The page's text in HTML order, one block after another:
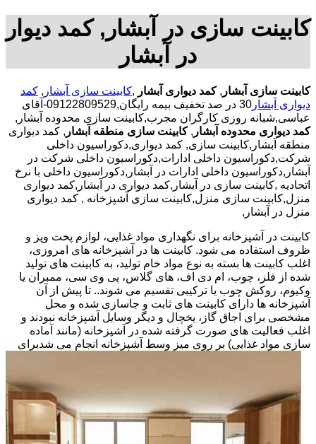
کابینت سازی در آبشار, کمد دیوار
در آبشار
کابینت سازی آبشار ,کمد دیواری آبشار ,کابینت سازی آبشار , کمد
دیواری آبشار
30 در صد تخفیف بیمه رایگان,09122809529-آقای
عباسی,شبانه روزی کارگران مجرب,کابینت سازی محدوده آبشار,
کمد دیواری محدوده آبشار , کابینت سازی منطقه آبشار , کمد دیواری
منطقه آبشار,کابینت سازی, کمد دیواری,دکوراسیون داخلی
شرکت,دکوراسیون داخلی ادارات,دکوراسیون داخلی شرکت در
آبشار,دکوراسیون داخلی ادارات در آبشار,دکوراسیون داخلی با نرخ
اتحادیه ,کابینت سازی در آبشار,کمد دیواری در آبشار,کمد دیواری
منزل,کابینت سازی منزل,کابینت سازی آشپزخانه , کمد دیواری
منزل در آبشار,
کابینت در آشپزخانه برای نگهداری مواد غذایی، لوازم پخت وپز و
ظروف استفاده می شود. کابینت ها در آشپزخانه های امروزی،
اغلب کابینت ها بسته به نوع مواد خام تولید، به کابینت های تولید
شده از فلز، چوب، ام دی اف، های گلاس، پی وی سی، ممبران یا
وکیوم، روکش چوب یا ترکیبی تقسیم می شوند.. تا پیش از آن
آشپزخانه ها دارای کابینت های ثابت و جاسازی شده و محل
مشخصی برای اجاق گاز، یخچال و دیگر وسایل آشپزخانه نبودند و
اغلب فعالیت های صورت گرفته شده در آشپزخانه (مانند آماده
سازی مواد غذایی) بر روی میز وسط آشپزخانه انجام می شدبرای